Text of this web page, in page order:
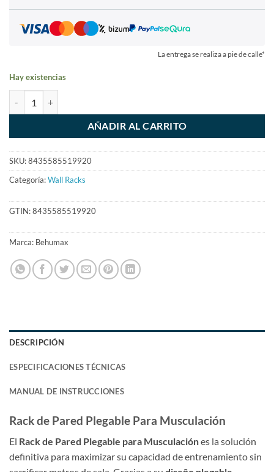
La entrega se realiza a pie de calle*
Hay existencias
AÑADIR AL CARRITO
SKU:8435585519920
Categoría:Wall Racks
GTIN:8435585519920
Marca: Behumax
DESCRIPCIÓN
ESPECIFICACIONES TÉCNICAS
MANUAL DE INSTRUCCIONES
Rack de Pared Plegable Para Musculación
El Rack de Pared Plegable para Musculaciónes la solución
definitiva para maximizar su capacidad de entrenamiento sin